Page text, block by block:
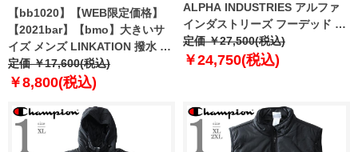
【bb1020】【WEB限定価格】
【2021bar】【bmo】大きいサ
イズ メンズ LINKATION 撥水 +
ストレッチ ダウン ジャケット コ
ート la-b200501
定価 ￥17,600(税込)
￥8,800(税込)
ALPHA INDUSTRIES アルファ
インダストリーズ フーデッド 中
綿 ベスト USA直輸入 118110
定価 ￥27,500(税込)
￥24,750(税込)